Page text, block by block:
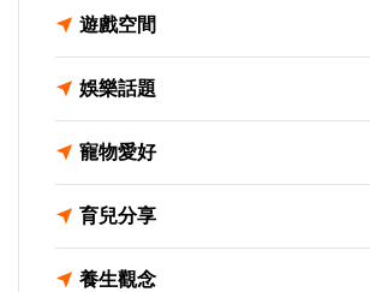
遊戲空間
娛樂話題
寵物愛好
育兒分享
養生觀念